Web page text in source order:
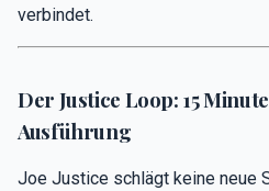
verbindet.
Der Justice Loop: 15
Ausführung
Joe Justice schlägt keine neue